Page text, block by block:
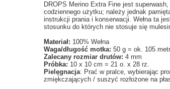
DROPS Merino Extra Fine jest
codziennego użytku; należy jednak
instrukcji prania i konserwacji. Wełna ta
stosunku do których nie stosuje się
Materiał: 100% Wełna
Waga/długość motka: 50 g = ok. 105
Zalecany rozmiar drutów: 4 mm
Próbka: 10 x 10 cm = 21 o. x 28 rz.
Pielęgnacja: Prać w pralce, wybierając
zmiękczających / suszyć rozłożone na